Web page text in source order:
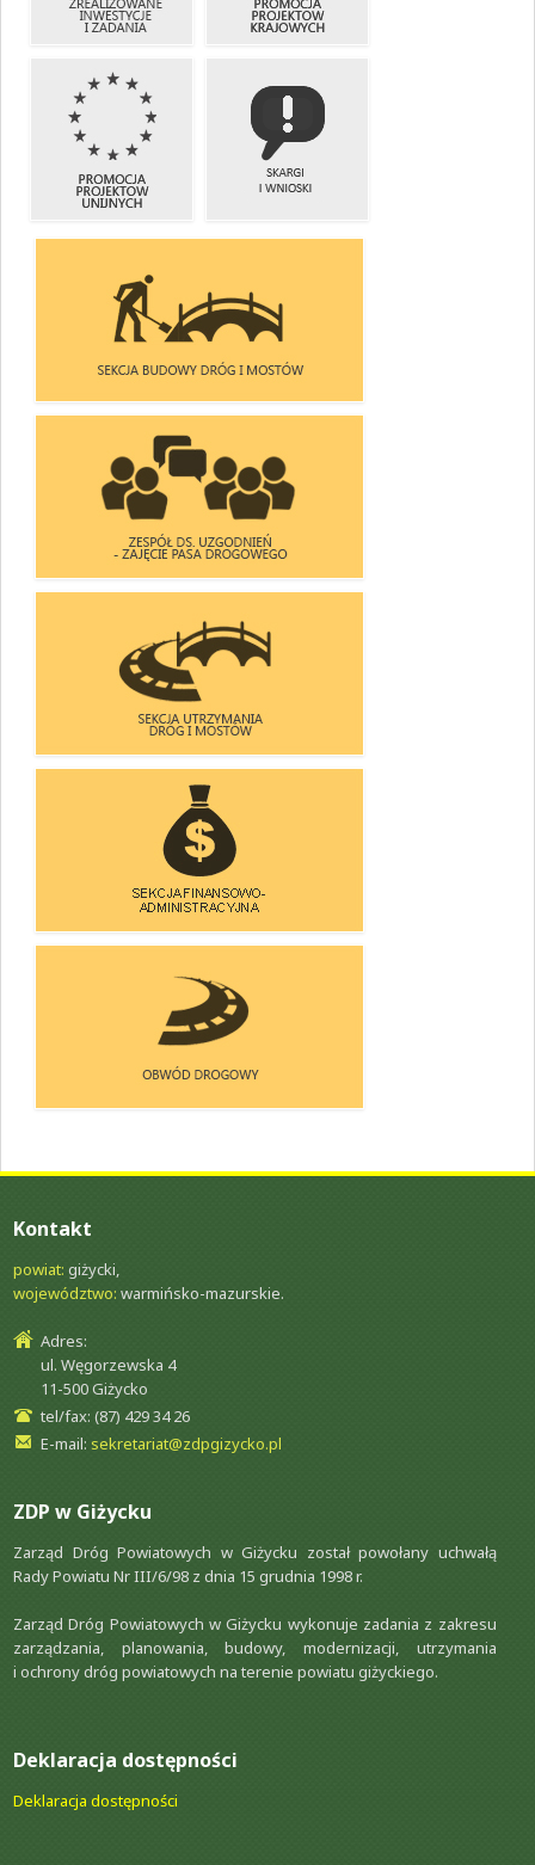
ZREALIZOWANE
INWESTYCJE
I ZADANIA
PROMOCJA
PROJEKTÓW
KRAJOWYCH
PROMOCJA
PROJEKTÓW
UNIJNYCH
I WNIOSKI
SEKCJA BUDOWY DRÓG I MOSTÓW
ZESPÓŁ DS. UZGODNIEŃ
- ZAJĘCIA PASA DROGOWEGO
SEKCJA UTRZYMANIA
DRÓG I MOSTÓW
SEKCJA FINANSOWO-
-ADMINISTRACYJNA
OBWÓD DOROGOWY
Kontakt
powiat: giżycki,
województwo: warmińsko-mazurskie.
Adres:
ul. Węgorzewska 4
11-500 Giżycko
tel/fax: (87) 429 34 26
E-mail: sekretariat@zdpgizycko.pl
ZDP w Giżycku
Zarząd Dróg Powiatowych w Giżycku został powołany uchwałą
Rady Powiatu Nr III/6/98 z dnia 15 grudnia 1998 r.
Zarząd Dróg Powiatowych w Giżycku wykonuje zadania z zakresu
zarządzania, planowania, budowy, modernizacji, utrzymania
i ochrony dróg powiatowych na terenie powiatu giżyckiego.
Deklaracja dostępności
Deklaracja dostępności